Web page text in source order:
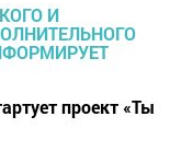
проект «Ты